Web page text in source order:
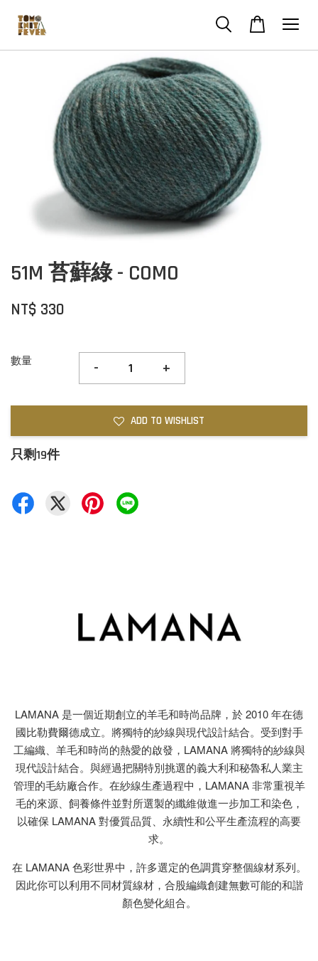
51M 苔蘚綠 - COMO
NT$ 330
數量 - +
ADD TO WISHLIST
只剩19件
LAMANA 是一個近期創立的羊毛和時尚品牌，於 2010 年在德
國比勒費爾德成立。將獨特的紗線與現代設計結合。受到對手
工編織、羊毛和時尚的熱愛的啟發，LAMANA 將獨特的紗線與
現代設計結合。與經過把關特別挑選的義大利和秘魯私人業主
管理的毛紡廠合作。在紗線生產過程中，LAMANA 非常重視羊
毛的來源、飼養條件並對所選製的纖維做進一步加工和染色，
以確保 LAMANA 對優質品質、永續性和公平生產流程的高要
求。
在 LAMANA 色彩世界中，許多選定的色調貫穿整個線材系列。
因此你可以利用不同材質線材，合股編織創建無數可能的和諧
顏色變化組合。